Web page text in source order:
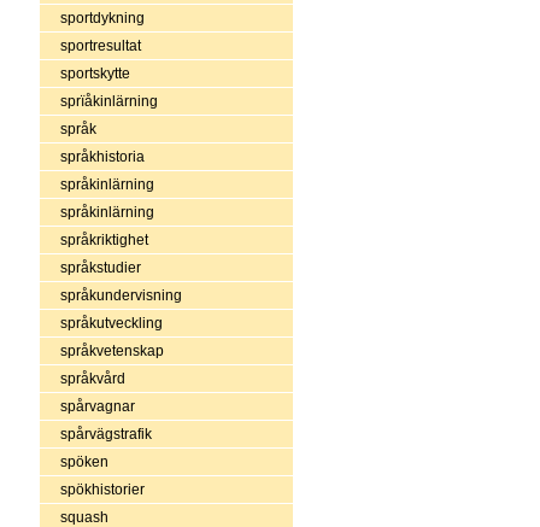
sportdykning
sportresultat
sportskytte
sprïåkinlärning
språk
språkhistoria
språkinlärning
språkinlärning
språkriktighet
språkstudier
språkundervisning
språkutveckling
språkvetenskap
språkvård
spårvagnar
spårvägstrafik
spöken
spökhistorier
squash